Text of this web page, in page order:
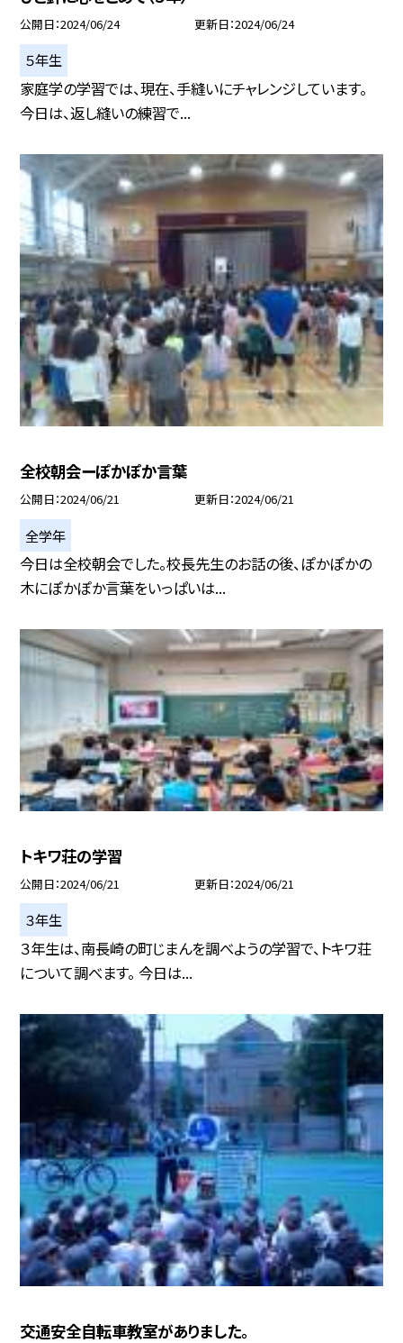
公開日 2024/06/24 更新日 2024/06/24
５年生
家庭学の学習では、現在、手縫いにチャレンジしています。
今日は、返し縫いの練習で...
全校朝会ーぽかぽか言葉
公開日 2024/06/21 更新日 2024/06/21
全学年
今日は全校朝会でした。校長先生のお話の後、ぽかぽかの
木にぽかぽか言葉をいっぱいは...
トキワ荘の学習
公開日 2024/06/21 更新日 2024/06/21
３年生
３年生は、南長崎の町じまんを調べようの学習で、トキワ荘
について調べます。 今日は...
交通安全自転車教室がありました。